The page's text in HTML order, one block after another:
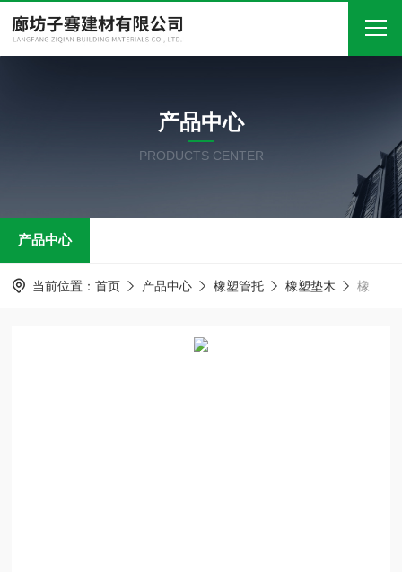
关于我们
产品中心
在线留言
产品中心
PRODUCTS CENTER
产品中心
当前位置： 首页 产品中心 橡塑管托 橡塑垫木 橡塑管托 保冷管道木托 防腐风管垫木